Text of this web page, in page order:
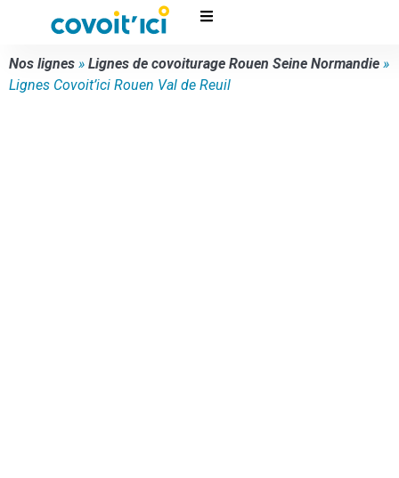
Nos lignes » Lignes de covoiturage Rouen Seine Normandie »
Lignes Covoit’ici Rouen Val de Reuil